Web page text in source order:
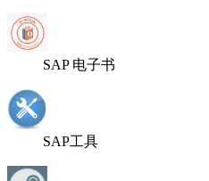
SAP 电子书
SAP工具